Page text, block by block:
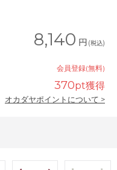
8,140 円 (税込)
会員登録(無料)
370pt獲得
オカダヤポイントについて >